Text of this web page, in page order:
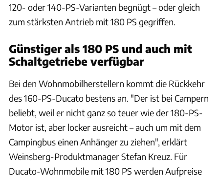
120- oder 140-PS-Varianten begnügt – oder gleich
zum stärksten Antrieb mit 180 PS gegriffen.
Günstiger als 180 PS und auch mit
Schaltgetriebe verfügbar
Bei den Wohnmobilherstellern kommt die Rückkehr
des 160-PS-Ducato bestens an. "Der ist bei Campern
beliebt, weil er nicht ganz so teuer wie der 180-PS-
Motor ist, aber locker ausreicht – auch um mit dem
Campingbus einen Anhänger zu ziehen", erklärt
Weinsberg-Produktmanager Stefan Kreuz. Für
Ducato-Wohnmobile mit 180 PS werden Aufpreise